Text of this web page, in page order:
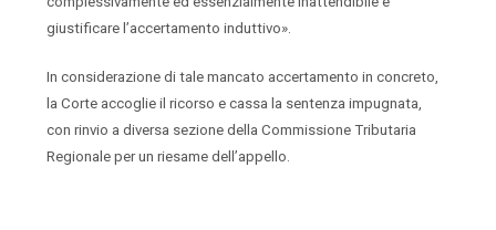
giustificare l’accertamento induttivo».
In considerazione di tale mancato accertamento in concreto,
la Corte accoglie il ricorso e cassa la sentenza impugnata,
con rinvio a diversa sezione della Commissione Tributaria
Regionale per un riesame dell’appello.